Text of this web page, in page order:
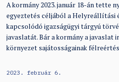
A kormány 2023. január 18-án tette
egyeztetés céljából a Helyreállítási
kapcsolódó igazságügyi tárgyú
javaslatát. Bár a kormány a javaslat
környezet sajátosságainak
2023. február 6.